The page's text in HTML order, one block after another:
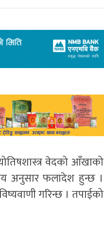
वेदको आँखाको
अनुसार फलादेश हुन्छ ।
गरिन्छ । तपाईको